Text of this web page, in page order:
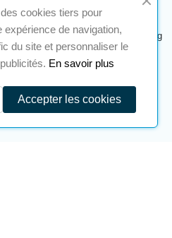
Rechte vorbehalten. Eine Realisierung
Meinung des Unternehmens
Sie hier, um es zu überprüfen.
cookies tiers pour
expérience de navigation,
du site et personnaliser le
En savoir plus
Accepter les cookies